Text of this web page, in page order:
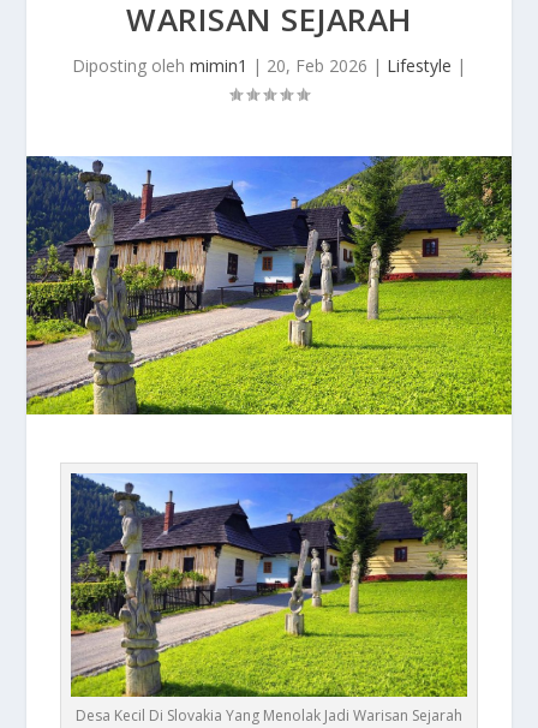
WARISAN SEJARAH
Diposting oleh mimin1 | 20, Feb 2026 | Lifestyle |
Desa Kecil Di Slovakia Yang Menolak Jadi Warisan Sejarah